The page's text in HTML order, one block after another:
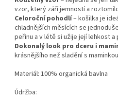
vzor, který září jemností a
Celoroční pohodlí– košilka je
chladnějších měsících se
peřinu a v létě si užije její lehkost
Dokonalý look pro dceru i
krásnějšího než sladění s
Materiál: 100% organická bavlna
Údržba: